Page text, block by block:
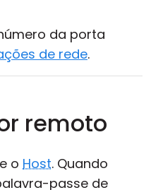
da porta
de rede.
remoto
o Host. Quando
passe de